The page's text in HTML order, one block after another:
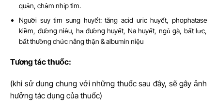
quản, chậm nhịp tim.
Người suy tim sung huyết: tăng acid uric huyết, phophatase
kiềm, đường niệu, hạ đường huyết, Na huyết, ngủ gà, bất lực,
bất thường chức năng thận & albumin niệu
Tương tác thuốc:
(khi sử dụng chung với những thuốc sau đây, sẽ gây ảnh
hưởng tác dụng của thuốc)